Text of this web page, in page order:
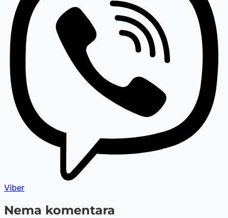
Viber
Nema komentara